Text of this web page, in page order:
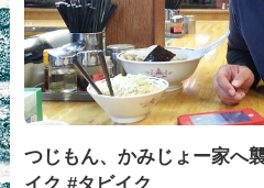
つじもん、かみじょー家へ